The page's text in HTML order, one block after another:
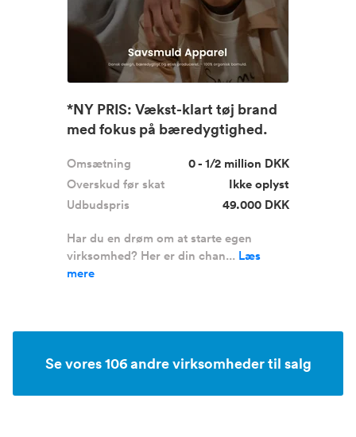
*NY PRIS: Vækst-klart tøj brand
med fokus på bæredygtighed.
Omsætning
0 - 1/2 million DKK
Overskud før skat
Ikke oplyst
Udbudspris
49.000 DKK
Har du en drøm om at starte egen
virksomhed? Her er din chan... Læs
mere
Se vores 106 andre virksomheder til salg